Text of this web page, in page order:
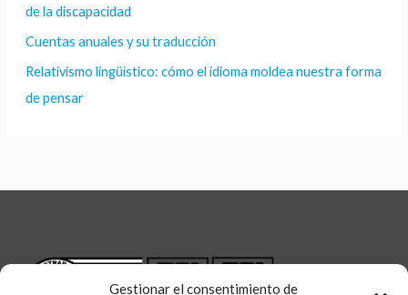
Gestionar el consentimiento de
de la discapacidad
Cuentas anuales y su traducción
Relativismo lingüístico: cómo el idioma moldea nuestra forma
de pensar